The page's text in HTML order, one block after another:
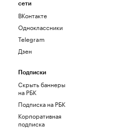
сети
ВКонтакте
Одноклассники
Telegram
Дзен
Подписки
Скрыть баннеры
на РБК
Подписка на РБК
Корпоративная
подписка